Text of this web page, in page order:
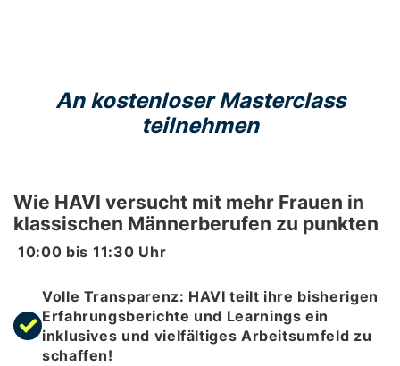
An kostenloser Masterclass
teilnehmen
Wie HAVI versucht mit mehr Frauen in
klassischen Männerberufen zu punkten
10:00 bis 11:30 Uhr
Volle Transparenz: HAVI teilt ihre bisherigen
Erfahrungsberichte und Learnings ein
inklusives und vielfältiges Arbeitsumfeld zu
schaffen!